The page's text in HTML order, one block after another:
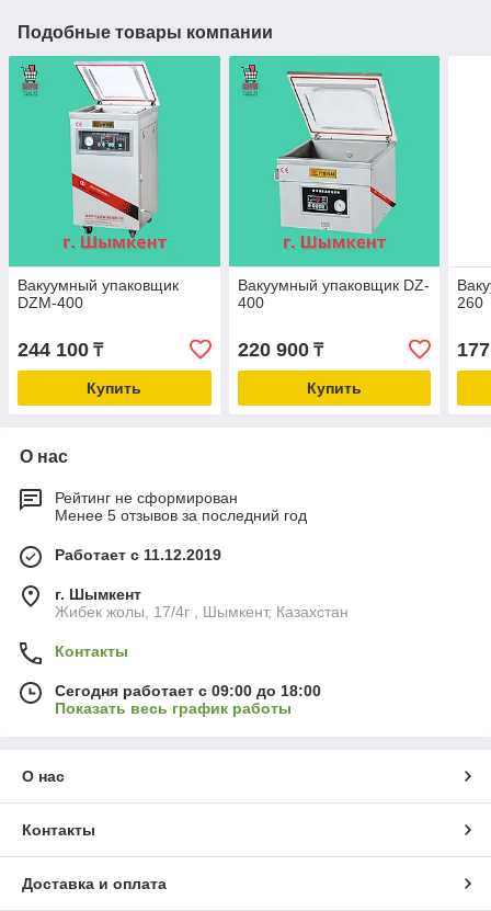
Подобные товары компании
Вакуумный упаковщик
DZM-400
244 100 ₸
Купить
Вакуумный упаковщик DZ-
400
220 900₸
Купить
260
О нас
Рейтинг не сформирован
Менее 5 отзывов за последний год
Работает с 11.12.2019
г. Шымкент
Жибек жолы, 17/4г , Шымкент, Казахстан
Контакты
Сегодня работает с 09:00 до 18:00
Показать весь график работы
О нас
Контакты
Доставка и оплата